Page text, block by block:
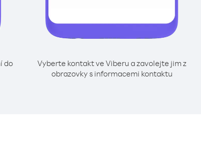
do
Vyberte kontakt ve Viberu a zavolejte jim z
obrazovky s informacemi kontaktu